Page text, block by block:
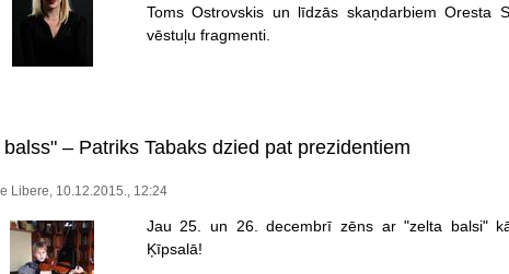
Toms Ostrovskis un līdzās skaņdarbiem Oresta
vēstuļu fragmenti.
– Patriks Tabaks dzied pat prezidentiem
Libere, 10.12.2015., 12:24
Jau 25. un 26. decembrī zēns ar "zelta balsi"
Ķīpsalā!